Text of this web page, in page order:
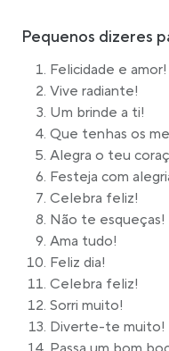
Pequenos dizeres
Felicidade e amor!
Vive radiante!
Um brinde a ti!
Que tenhas os
Alegra o teu
Festeja com
Celebra feliz!
Não te esqueças!
Ama tudo!
Feliz dia!
Celebra feliz!
Sorri muito!
Diverte-te muito!